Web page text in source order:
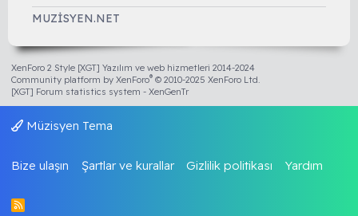
MUZISYEN.NET
XenForo 2 Style [XGT] Yazılım ve web hizmetleri 2014-2024
Community platform by XenForo® © 2010-2025 XenForo Ltd.
[XGT] Forum statistics system - XenGenTr
Müzisyen Tema
Bize ulaşın Şartlar ve kurallar Gizlilik politikası Yardım
R